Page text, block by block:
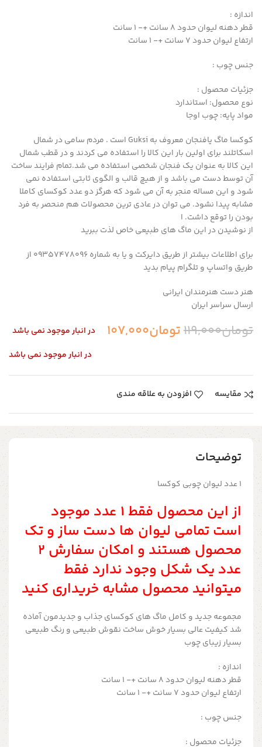
اندازه :
قطر دهنه لیوان حدود ۸ سانت +- ۱ سانت
ارتفاع لیوان حدود ۷ سانت +- ۱ سانت
جنس چوب :
جزئیات محصول :
نوع محصول: استاندارد
مواد پایه: چوب اوجا
کوکسا ماگ یافنجان معروف به Guksi است . مردم سامی در شمال
اسکاتلند برای اولین بار این کالا را استفاده می کردند و در قطب شمال
این کالا به عنوان یک فنجان شخصی استفاده می شد.تمام فرایند ساخت
آن توسط دست می باشد و از هیچ قالب و الگوی ثابتی استفاده نمی
شود و این مساله منجر به آن می شود که هرگز دو عدد کوکسای کاملا
مشابه پیدا نشود. می توان در عادی ترین محصولات هم منحصر به فرد
بودن را توقع داشت. ا
از نوشیدن در این ماگ های طبیعی خاص لذت ببرید
برای اطلاعات بیشتر از طریق دایرکت و یا به شماره 09357478096 از
طریق واتساپ و تلگرام پیام بدید
هنر دست هنرمندان ایرانی
ارسال سراسر ایران
تومان119,000تومان107,000
در انبار موجود نمی باشد
در انبار موجود نمی باشد
مقایسه افزودن به علاقه مندی
توضیحات
۱ عدد لیوان چوبی کوکسا
از این محصول فقط ۱ عدد موجود
است تمامی لیوان ها دست ساز و تک
محصول هستند و امکان سفارش ۲
عدد یک شکل وجود ندارد فقط
میتوانید محصول مشابه خریداری کنید
مجموعه جدید و کامل ماگ های کوکسای جذاب و جدیدمون آماده
شد کیفیت عالی بسیار خوش ساخت نقوش طبیعی و رنگ طبیعی
بسیار زیبای چوب
اندازه :
قطر دهنه لیوان حدود ۸ سانت +- ۱ سانت
ارتفاع لیوان حدود ۷ سانت +- ۱ سانت
جنس چوب :
جزئیات محصول :